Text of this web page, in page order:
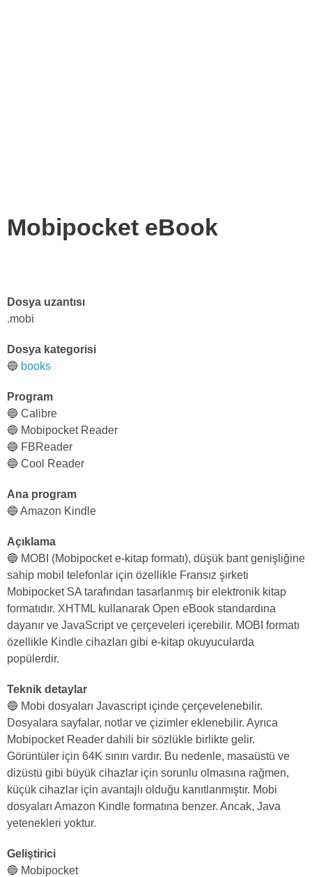
Mobipocket eBook
Dosya uzantısı
.mobi
Dosya kategorisi
🔵 books
Program
🔵 Calibre
🔵 Mobipocket Reader
🔵 FBReader
🔵 Cool Reader
Ana program
🔵 Amazon Kindle
Açıklama
🔵 MOBI (Mobipocket e-kitap formatı), düşük bant genişliğine
sahip mobil telefonlar için özellikle Fransız şirketi
Mobipocket SA tarafından tasarlanmış bir elektronik kitap
formatıdır. XHTML kullanarak Open eBook standardına
dayanır ve JavaScript ve çerçeveleri içerebilir. MOBI formatı
özellikle Kindle cihazları gibi e-kitap okuyucularda
popülerdir.
Teknik detaylar
🔵 Mobi dosyaları Javascript içinde çerçevelenebilir.
Dosyalara sayfalar, notlar ve çizimler eklenebilir. Ayrıca
Mobipocket Reader dahili bir sözlükle birlikte gelir.
Görüntüler için 64K sınırı vardır. Bu nedenle, masaüstü ve
dizüstü gibi büyük cihazlar için sorunlu olmasına rağmen,
küçük cihazlar için avantajlı olduğu kanıtlanmıştır. Mobi
dosyaları Amazon Kindle formatına benzer. Ancak, Java
yetenekleri yoktur.
Geliştirici
🔵 Mobipocket